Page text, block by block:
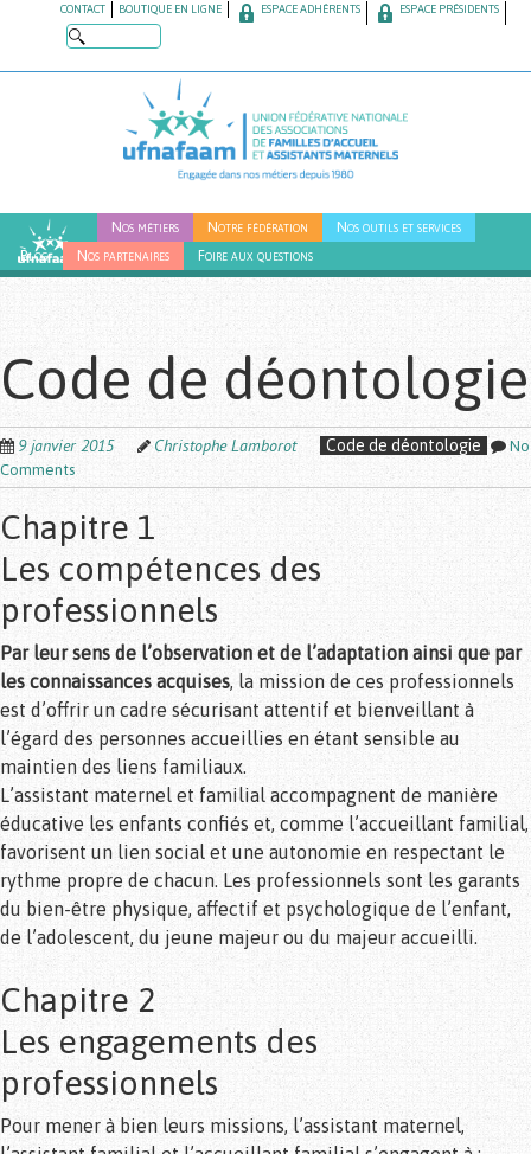
content
CONTACT BOUTIQUE EN LIGNE ESPACE ADHÉRENTS ESPACE PRÉSIDENTS
Nos métiers Notre fédération
Nos outils et services
Blog
Nos partenaires Foire aux questions
Code de déontologie
9 janvier 2015 Christophe Lamborot Code de déontologie
No
Comments
Chapitre 1
Les compétences des
professionnels
Par leur sens de l’observation et de l’adaptation ainsi que par
les connaissances acquises, la mission de ces professionnels
est d’offrir un cadre sécurisant attentif et bienveillant à
l’égard des personnes accueillies en étant sensible au
maintien des liens familiaux.
L’assistant maternel et familial accompagnent de manière
éducative les enfants confiés et, comme l’accueillant familial,
favorisent un lien social et une autonomie en respectant le
rythme propre de chacun. Les professionnels sont les garants
du bien-être physique, affectif et psychologique de l’enfant,
de l’adolescent, du jeune majeur ou du majeur accueilli.
Chapitre 2
Les engagements des
professionnels
Pour mener à bien leurs missions, l’assistant maternel,